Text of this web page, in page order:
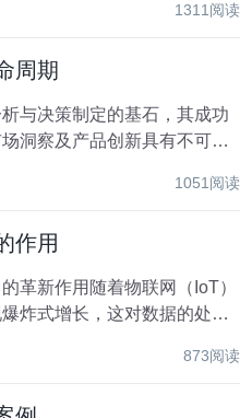
分析和业务决策。本文将探
1311阅读
周期
与决策制定的基石，其成功
洞察及产品创新具有不可估
多个关键阶段，每个阶段都
1051阅读
作用
革新作用随着物联网（IoT）
炸式增长，这对数据的处
，正逐渐成为数据采集领域
873阅读